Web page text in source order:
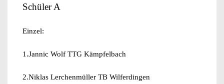
Schüler A
Einzel:
1.Jannic Wolf TTG Kämpfelbach
2.Niklas Lerchenmüller TB Wilferdingen